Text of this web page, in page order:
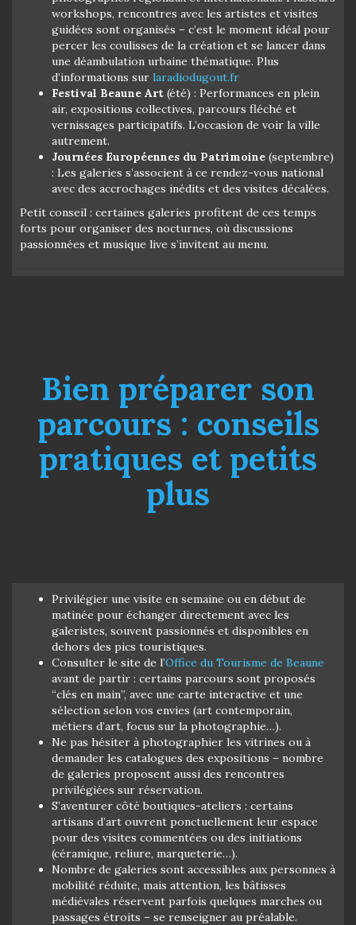
workshops, rencontres avec les artistes et visites
guidées sont organisés – c’est le moment idéal pour
percer les coulisses de la création et se lancer dans
une déambulation urbaine thématique. Plus
d’informations sur laradiodugout.fr
Festival Beaune Art (été) : Performances en plein
air, expositions collectives, parcours fléché et
vernissages participatifs. L’occasion de voir la ville
autrement.
Journées Européennes du Patrimoine (septembre)
: Les galeries s’associent à ce rendez-vous national
avec des accrochages inédits et des visites décalées.
Petit conseil : certaines galeries profitent de ces temps
forts pour organiser des nocturnes, où discussions
passionnées et musique live s’invitent au menu.
Bien préparer son
parcours : conseils
pratiques et petits
plus
Privilégier une visite en semaine ou en début de
matinée pour échanger directement avec les
galeristes, souvent passionnés et disponibles en
dehors des pics touristiques.
Consulter le site de l’Office du Tourisme de Beaune
avant de partir : certains parcours sont proposés
“clés en main”, avec une carte interactive et une
sélection selon vos envies (art contemporain,
métiers d’art, focus sur la photographie…).
Ne pas hésiter à photographier les vitrines ou à
demander les catalogues des expositions – nombre
de galeries proposent aussi des rencontres
privilégiées sur réservation.
S’aventurer côté boutiques-ateliers : certains
artisans d’art ouvrent ponctuellement leur espace
pour des visites commentées ou des initiations
(céramique, reliure, marqueterie…).
Nombre de galeries sont accessibles aux personnes à
mobilité réduite, mais attention, les bâtisses
médiévales réservent parfois quelques marches ou
passages étroits – se renseigner au préalable.